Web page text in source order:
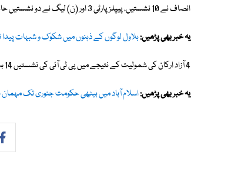
انصاف نے 10 نشستیں، پیپلز پارٹی 3 اور (ن) لیگ نے دو نشستیں حاصل کی ہیں جب کہ 7 نشستوں پر آزاد امیدوار فتح یاب ہوگئے۔
یہ خبر بھی پڑھیں:بلاول لوگوں کے ذہنوں میں شکوک و شبہات
4 آزاد ارکان کی شمولیت کے نتیجے میں پی ٹی آئی کی نشستیں 14 ہوگئی ہیں اور وہ باآسانی حکومت سازی کرسکتی ہے۔
یہ خبر بھی پڑھیں:اسلام آباد میں بیٹھی حکومت جنوری تک مہمان